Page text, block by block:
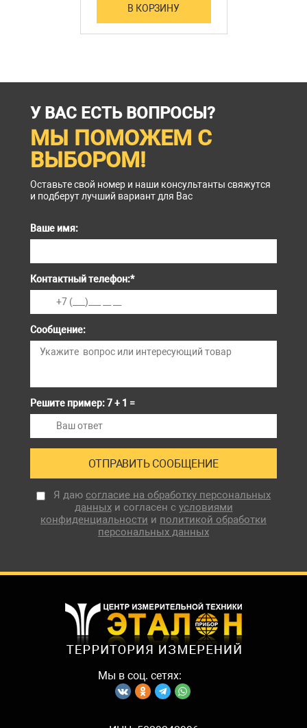
В КОРЗИНУ
У ВАС ЕСТЬ ВОПРОСЫ?
МЫ ПОМОЖЕМ С
ВЫБОРОМ!
Оставьте свой номер и наши консультанты свяжутся
и подберут лучший вариант для Вас
Ваше имя:
Контактный телефон:*
Сообщение:
Решите пример: 7 + 1 =
Я даю согласие на обработку персональных
данныхи согласен с условиями
конфиденциальности и политикой обработки
персональных данных
Мы в соц. сетях: